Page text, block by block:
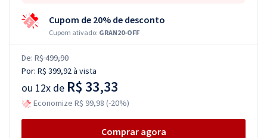
Cupom de 20% de desconto
Cupom ativado: GRAN20-OFF
De: R$ 499,90
Por: R$ 399,92à vista
ou 12x de R$ 33,33
Economize R$ 99,98 (-20%)
Comprar agora